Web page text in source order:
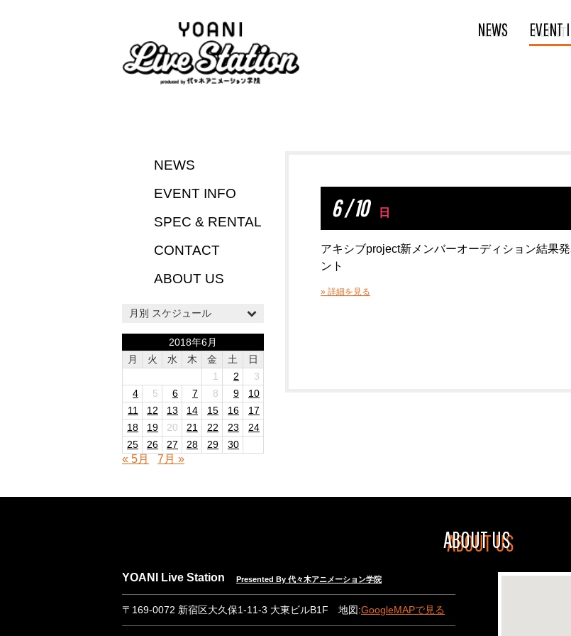
NEWS EVENT
NEWS
EVENT INFO
SPEC & RENTAL
CONTACT
ABOUT US
月別 スケジュール
2018年6月
月
火 水 木 金 土
日
1
2
3
4
5 6 7 8 9
10
11
12 13 14 15 16
17
18
19 20 21 22 23
24
25
26 27 28 29 30
« 5月 7月 »
6 / 10 日
アキシブproject新メンバーオーディション結果
ント
» 詳細を見る
ABOUT US
YOANI Live Station Presented By 代々木アニメーション学院
〒169-0072 新宿区大久保1-11-3 大東ビルB1F 地図:GoogleMAPで見る